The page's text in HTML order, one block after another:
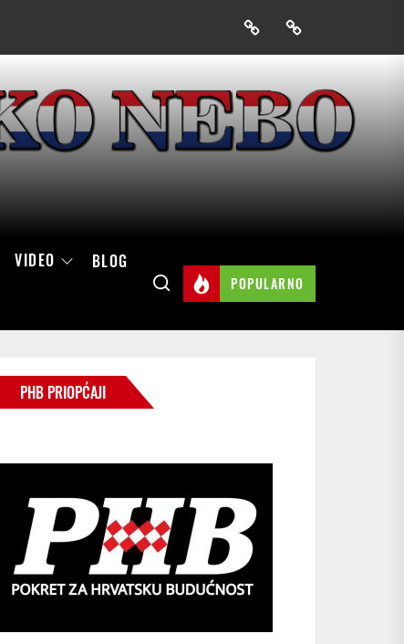
PrijavakSkini
mobilnu
Hrvatskog
neba
VIDEO BLOG
POPULARNO
PHB PRIOPĆAJI